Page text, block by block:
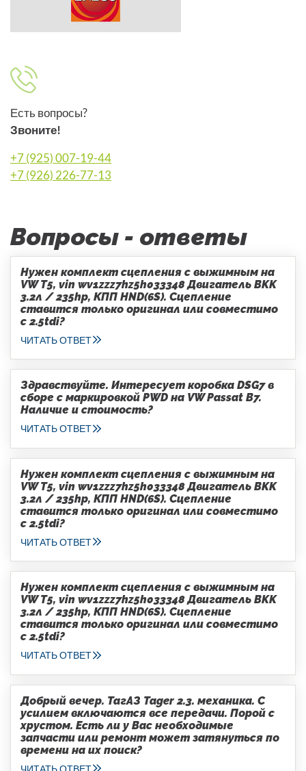
Есть вопросы?
Звоните!
+7 (925) 007-19-44
+7 (926) 226-77-13
Вопросы - ответы
Нужен комплект сцепления с выжимным на
VW T5, vin wv1zzz7hz5h033348 Двигатель BKK
3.2л / 235hp, КПП HND(6S). Сцепление
ставится только оригинал или совместимо
с 2.5tdi?
ЧИТАТЬ ОТВЕТ
Здравствуйте. Интересует коробка DSG7 в
сборе с маркировкой PWD на VW Passat B7.
Наличие и стоимость?
ЧИТАТЬ ОТВЕТ
Нужен комплект сцепления с выжимным на
VW T5, vin wv1zzz7hz5h033348 Двигатель BKK
3.2л / 235hp, КПП HND(6S). Сцепление
ставится только оригинал или совместимо
с 2.5tdi?
ЧИТАТЬ ОТВЕТ
Нужен комплект сцепления с выжимным на
VW T5, vin wv1zzz7hz5h033348 Двигатель BKK
3.2л / 235hp, КПП HND(6S). Сцепление
ставится только оригинал или совместимо
с 2.5tdi?
ЧИТАТЬ ОТВЕТ
Добрый вечер. ТагАЗ Tager 2.3. механика. С
усилием включаются все передачи. Порой с
хрустом. Есть ли у Вас необходимые
запчасти или ремонт может затянуться по
времени на их поиск?
ЧИТАТЬ ОТВЕТ